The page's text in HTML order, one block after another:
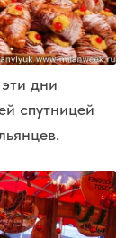
дни
спутницей